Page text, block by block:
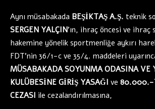
Aynı müsabakada BEŞİKTAŞ A.Ş. teknik
SERGEN YALÇIN’ın, ihraç öncesi ve ihraç
hakemine yönelik sportmenliğe aykırı
FDT’nin 36/1-c ve 35/4. maddeleri
MÜSABAKADA SOYUNMA ODASINA VE
KULÜBESİNE GİRİŞ YASAĞI ve 80.000.-
CEZASI ile cezalandırılmasına,